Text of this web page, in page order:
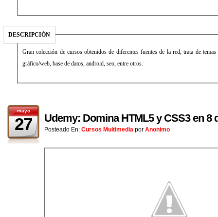
DESCRIPCIÓN
Gran colección de cursos obtenidos de diferentes fuentes de la red, trata de
gráfico/web, base de datos, android, seo, entre otros.
mayo
27 Udemy: Domina HTML5 y CSS3 en 8
Posteado En: Cursos Multimedia por Anonimo